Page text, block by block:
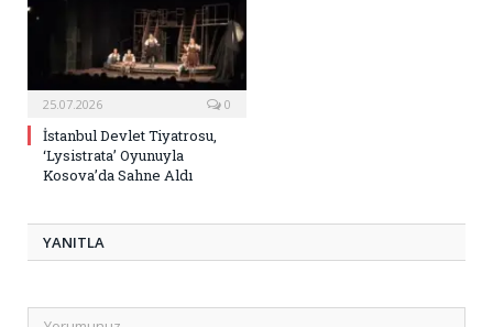
25.07.2026 0
İstanbul Devlet Tiyatrosu,
‘Lysistrata’ Oyunuyla
Kosova’da Sahne Aldı
YANITLA